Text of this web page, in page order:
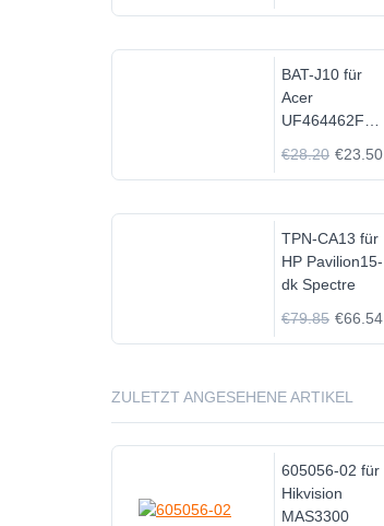
BAT-J10 für
Acer
UF464462F
€28.20 €23.50
TPN-CA13 für
HP Pavilion15-
dk Spectre
€79.85 €66.54
ZULETZT ANGESEHENE ARTIKEL
605056-02 für
Hikvision
MAS3300